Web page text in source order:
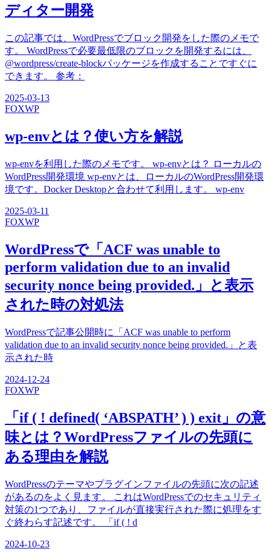
ディター開発
この記事では、WordPressでブロック開発をした際のメモで
す。 WordPressで必要最低限のブロックを開発するには、
@wordpress/create-blockパッケージを作成することですぐに
できます。 参考：
2025-03-13
FOXWP
wp-envとは？使い方を解説
wp-envを利用した際のメモです。 wp-envとは？ ローカルの
WordPress開発環境 wp-envとは、ローカルのWordPress開発環
境です。Docker Desktopと合わせて利用します。 wp-env
2025-03-11
FOXWP
WordPressで「ACF was unable to
perform validation due to an invalid
security nonce being provided.」と表示
された時の対処法
WordPressで記事公開時に「ACF was unable to perform
validation due to an invalid security nonce being provided.」と表
示された時
2024-12-24
FOXWP
「if ( ! defined( ‘ABSPATH’ ) ) exit」の意
味とは？WordPressファイルの先頭に
ある理由を解説
WordPressのテーマやプラグインファイルの先頭に次の記述
があるのをよく見ます。 これはWordPressでのセキュリティ
対策の1つであり、ファイルが直接実行された際に処理をす
ぐ終わらす記述です。 「if ( ! d
2024-10-23